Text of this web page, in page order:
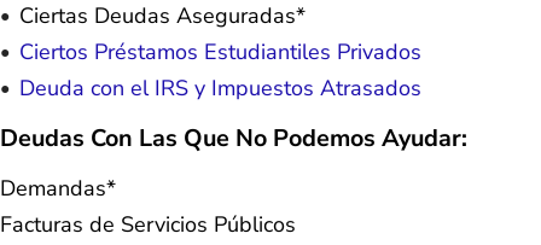
Ciertas Deudas Aseguradas*
Ciertos Préstamos Estudiantiles Privados
Deuda con el IRS y Impuestos Atrasados
Deudas Con Las Que No Podemos Ayudar:
Demandas*
Facturas de Servicios Públicos